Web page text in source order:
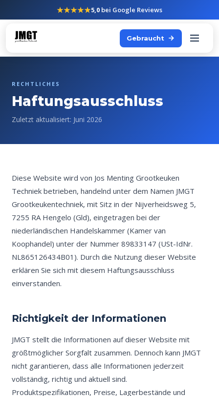
★★★★★5,0 bei Google Reviews
Gebraucht
RECHTLICHES
Haftungsausschluss
Zuletzt aktualisiert: Juni 2026
Diese Website wird von Jos Menting Grootkeuken
Techniek betrieben, handelnd unter dem Namen JMGT
Grootkeukentechniek, mit Sitz in der Nijverheidsweg 5,
7255 RA Hengelo (Gld), eingetragen bei der
niederländischen Handelskammer (Kamer van
Koophandel) unter der Nummer 89833147 (USt-IdNr.
NL865126434B01). Durch die Nutzung dieser Website
erklären Sie sich mit diesem Haftungsausschluss
einverstanden.
Richtigkeit der Informationen
JMGT stellt die Informationen auf dieser Website mit
größtmöglicher Sorgfalt zusammen. Dennoch kann JMGT
nicht garantieren, dass alle Informationen jederzeit
vollständig, richtig und aktuell sind.
Produktspezifikationen, Preise, Lagerbestände und